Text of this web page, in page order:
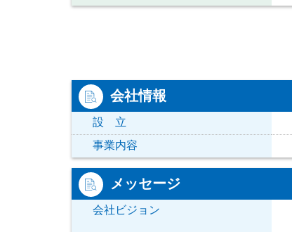
会社情報
設 立
事業内容
メッセージ
会社ビジョン